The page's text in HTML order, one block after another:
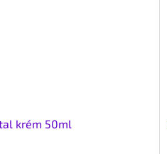
krém 50ml